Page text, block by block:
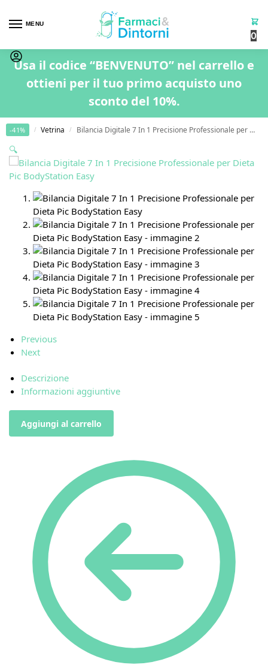
MENU
0
Usa il codice “BENVENUTO” nel carrello e
ottieni per il tuo primo acquisto uno
sconto del 10%.
Home / Vetrina / Bilancia Digitale 7 In 1 Precisione Professionale per Dieta Pic BodyStation Easy
🔍
Previous
Next
Descrizione
Informazioni aggiuntive
Aggiungi al carrello
-41%